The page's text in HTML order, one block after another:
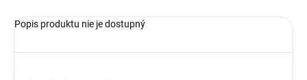
Popis produktu nie je dostupný